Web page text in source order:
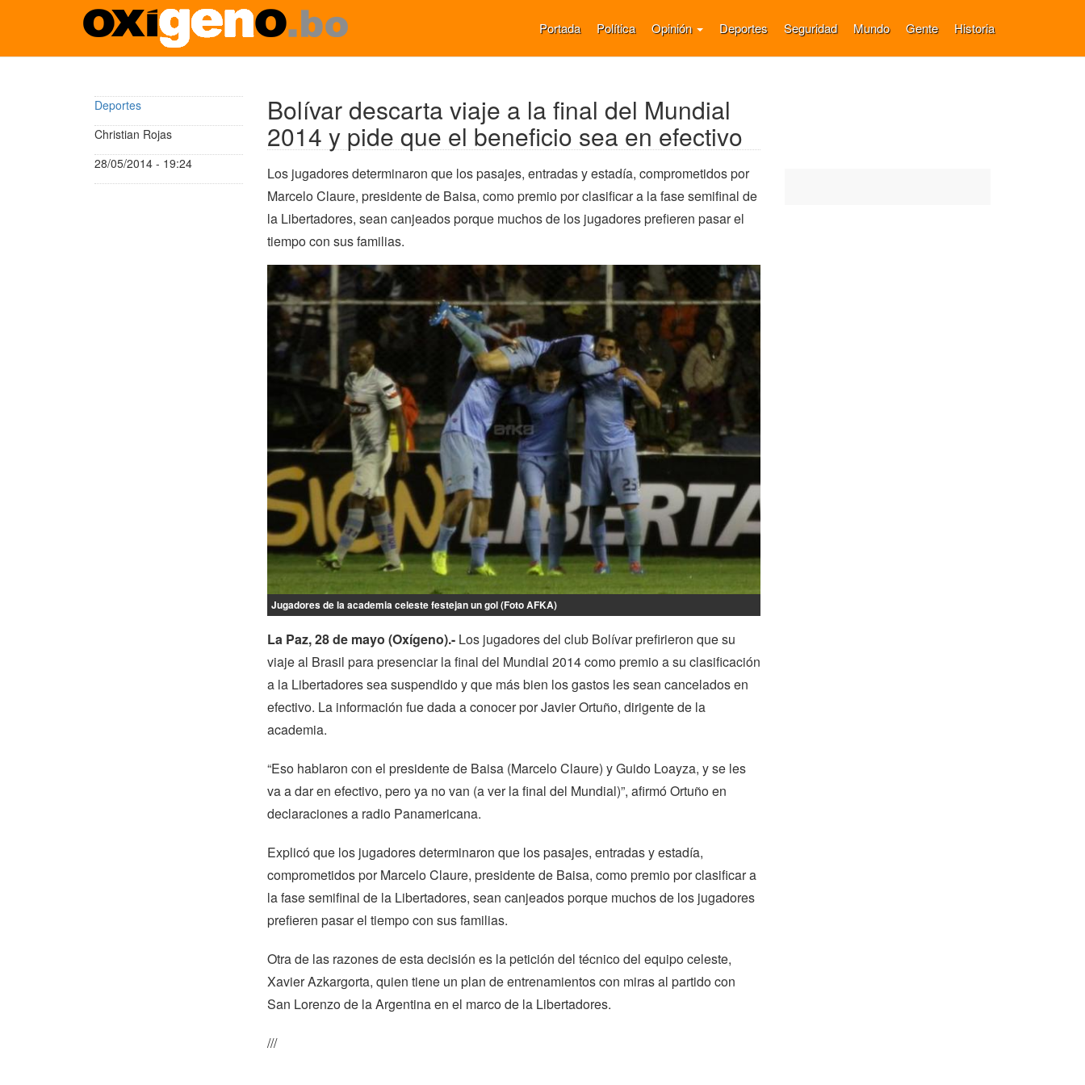
Pasar
Portada Política Opinión Deportes Seguridad Mundo Gente Historia
Deportes
Christian Rojas
28/05/2014 - 19:24
Bolívar descarta viaje a la final del Mundial
2014 y pide que el beneficio sea en efectivo
Los jugadores determinaron que los pasajes, entradas y estadía, comprometidos por
Marcelo Claure, presidente de Baisa, como premio por clasificar a la fase semifinal de
la Libertadores, sean canjeados porque muchos de los jugadores prefieren pasar el
tiempo con sus familias.
Jugadores de la academia celeste festejan un gol (Foto AFKA)
La Paz, 28 de mayo (Oxígeno).- Los jugadores del club Bolívar prefirieron que su
viaje al Brasil para presenciar la final del Mundial 2014 como premio a su clasificación
a la Libertadores sea suspendido y que más bien los gastos les sean cancelados en
efectivo. La información fue dada a conocer por Javier Ortuño, dirigente de la
academia.
“Eso hablaron con el presidente de Baisa (Marcelo Claure) y Guido Loayza, y se les
va a dar en efectivo, pero ya no van (a ver la final del Mundial)”, afirmó Ortuño en
declaraciones a radio Panamericana.
Explicó que los jugadores determinaron que los pasajes, entradas y estadía,
comprometidos por Marcelo Claure, presidente de Baisa, como premio por clasificar a
la fase semifinal de la Libertadores, sean canjeados porque muchos de los jugadores
prefieren pasar el tiempo con sus familias.
Otra de las razones de esta decisión es la petición del técnico del equipo celeste,
Xavier Azkargorta, quien tiene un plan de entrenamientos con miras al partido con
San Lorenzo de la Argentina en el marco de la Libertadores.
///